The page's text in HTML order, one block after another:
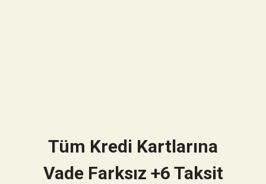
Tüm Kredi Kartlarına
Vade Farksız +6 Taksit